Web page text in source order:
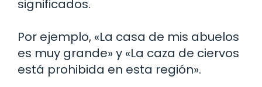
significados.
Por ejemplo, «La casa de mis abuelos
es muy grande» y «La caza de ciervos
está prohibida en esta región».